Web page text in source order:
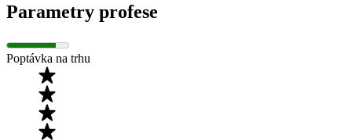
Parametry profese
Poptávka na trhu